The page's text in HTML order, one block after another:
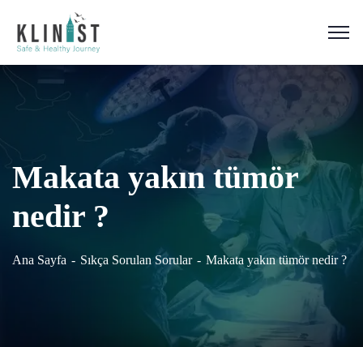
Makata yakın tümör
nedir ?
Ana Sayfa Sıkça Sorulan Sorular Makata yakın tümör nedir ?